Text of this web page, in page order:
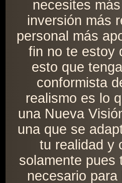
necesites
inversión más
personal más
fin no te estoy
esto que
conformista
realismo es lo
una Nueva
una que se
tu realidad y
solamente pues
necesario